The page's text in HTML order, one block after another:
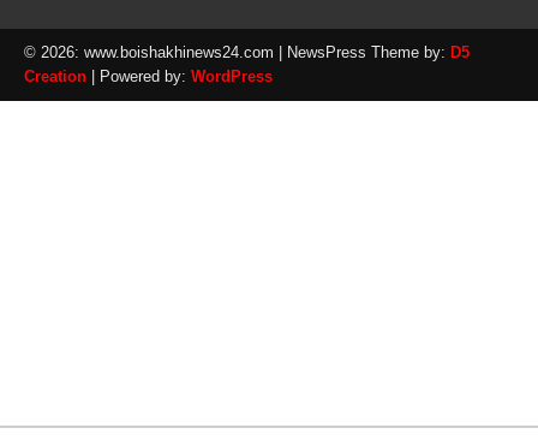
© 2026: www.boishakhinews24.com | NewsPress Theme by: D5
Creation | Powered by: WordPress